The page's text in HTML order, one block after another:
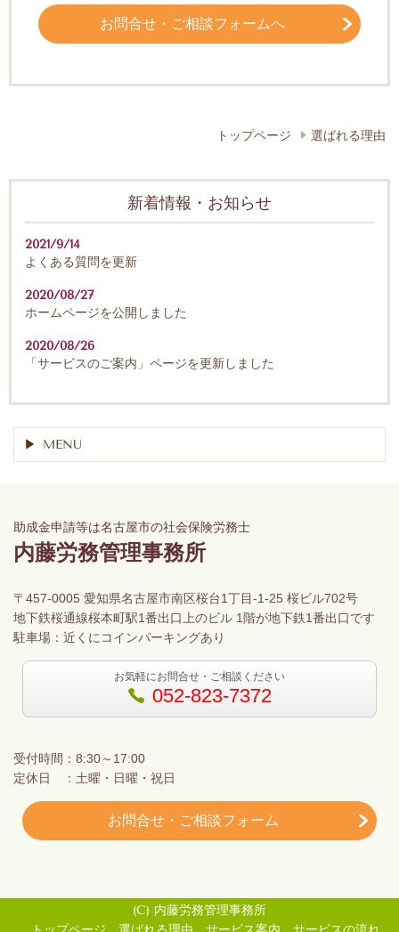
お問合せ・ご相談フォームへ
トップページ 選ばれる理由
新着情報・お知らせ
2021/9/14
よくある質問を更新
2020/08/27
ホームページを公開しました
2020/08/26
「サービスのご案内」ページを更新しました
MENU
助成金申請等は名古屋市の社会保険労務士
内藤労務管理事務所
〒457-0005 愛知県名古屋市南区桜台1丁目-1-25 桜ビル702号
地下鉄桜通線桜本町駅1番出口上のビル 1階が地下鉄1番出口です
駐車場：近くにコインパーキングあり
お気軽にお問合せ・ご相談ください
052-823-7372
受付時間：8:30～17:00
定休日 ：土曜・日曜・祝日
お問合せ・ご相談フォーム
(C) 内藤労務管理事務所